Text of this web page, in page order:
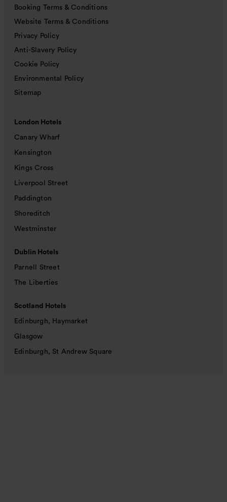
Booking Terms & Conditions
Website Terms & Conditions
Privacy Policy
Anti-Slavery Policy
Cookie Policy
Environmental Policy
Sitemap
London Hotels
Canary Wharf
Kensington
Kings Cross
Liverpool Street
Paddington
Shoreditch
Westminster
Dublin Hotels
Parnell Street
The Liberties
Scotland Hotels
Edinburgh, Haymarket
Glasgow
Edinburgh, St Andrew Square